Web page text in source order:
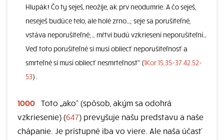
Hlupák! Čo ty seješ, neožije, ak prv neodumrie. A čo seješ,
neseješ budúce telo, ale holé zrno…; seje sa porušiteľné,
vstáva neporušiteľné;… mŕtvi budú vzkriesení neporušiteľní…
Veď toto porušiteľné si musí obliecť neporušiteľnosť a
smrteľné si musí obliecť nesmrteľnosť“ (1Kor 15,35-37.42.52-
53) .
1000 Toto „ako“ (spôsob, akým sa odohrá
vzkriesenie) (647) prevyšuje našu predstavu a naše
chápanie. Je prístupné iba vo viere. Ale naša účasť